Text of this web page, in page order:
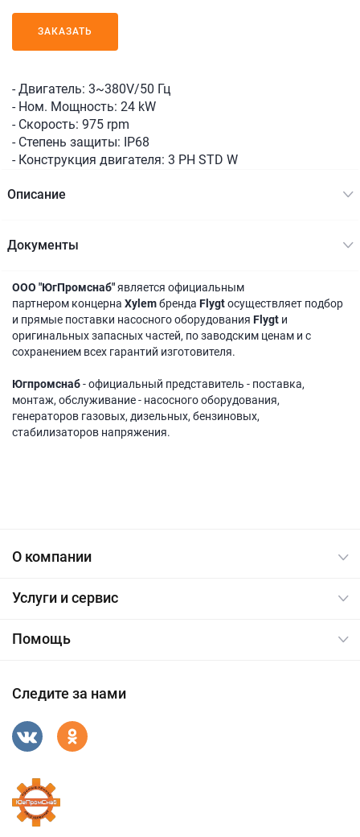
ЗАКАЗАТЬ
- Двигатель: 3~380V/50 Гц
- Ном. Мощность: 24 kW
- Скорость: 975 rpm
- Степень защиты: IP68
- Конструкция двигателя: 3 PH STD W
Описание
Документы
ООО "ЮгПромснаб"является официальным
партнером концерна Xylemбренда Flygtосуществляет подбор
и прямые поставки насосного оборудования Flygt и
оригинальных запасных частей, по заводским ценам и с
сохранением всех гарантий изготовителя.
Югпромснаб- официальный представитель - поставка,
монтаж, обслуживание - насосного оборудования,
генераторов газовых, дизельных, бензиновых,
стабилизаторов напряжения.
О компании
Услуги и сервис
Помощь
Следите за нами